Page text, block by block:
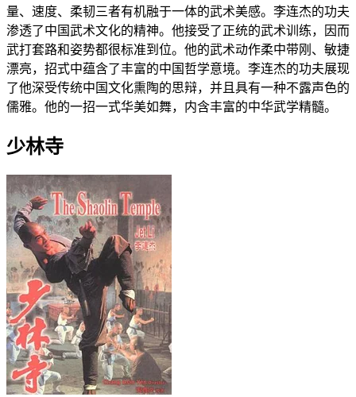
量、速度、柔韧三者有机融于一体的武术美感。李连杰的功夫
渗透了中国武术文化的精神。他接受了正统的武术训练，因而
武打套路和姿势都很标准到位。他的武术动作柔中带刚、敏捷
漂亮，招式中蕴含了丰富的中国哲学意境。李连杰的功夫展现
了他深受传统中国文化熏陶的思辩，并且具有一种不露声色的
儒雅。他的一招一式华美如舞，内含丰富的中华武学精髓。
少林寺‎